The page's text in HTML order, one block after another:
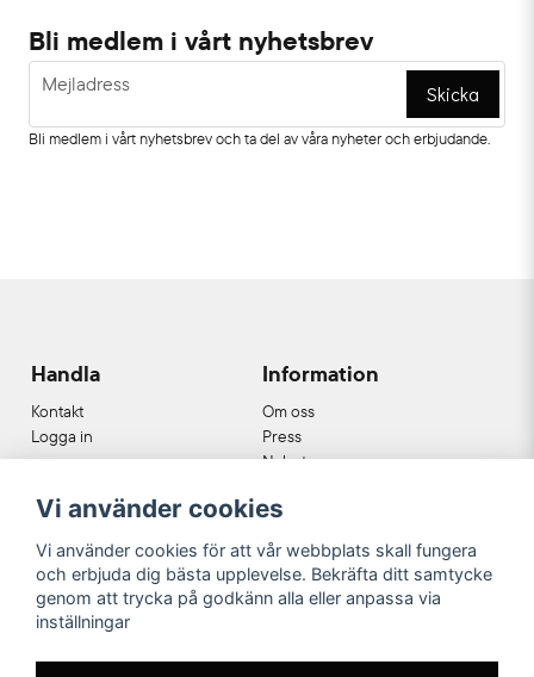
Bli medlem i vårt nyhetsbrev
email
Mejladress Skicka
Bli medlem i vårt nyhetsbrev och ta del av våra nyheter och erbjudande.
Handla
Kontakt
Logga in
Information
Om oss
Press
Nyheter
Cookies
Köpvillkor
Våra partners
Vi använder cookies
Vi använder cookies för att vår webbplats skall fungera
och erbjuda dig bästa upplevelse. Bekräfta ditt samtycke
genom att trycka på godkänn alla eller anpassa via
inställningar